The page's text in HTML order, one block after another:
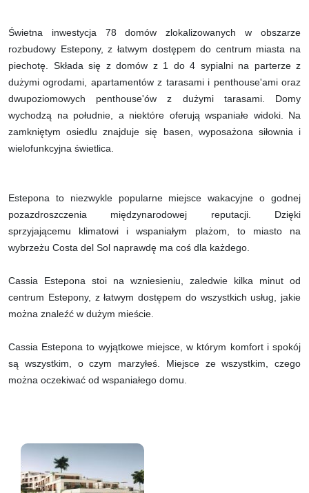
Świetna inwestycja 78 domów zlokalizowanych w obszarze
rozbudowy Estepony, z łatwym dostępem do centrum miasta na
piechotę. Składa się z domów z 1 do 4 sypialni na parterze z
dużymi ogrodami, apartamentów z tarasami i penthouse'ami oraz
dwupoziomowych penthouse'ów z dużymi tarasami. Domy
wychodzą na południe, a niektóre oferują wspaniałe widoki. Na
zamkniętym osiedlu znajduje się basen, wyposażona siłownia i
wielofunkcyjna świetlica.
Estepona to niezwykle popularne miejsce wakacyjne o godnej
pozazdroszczenia międzynarodowej reputacji. Dzięki
sprzyjającemu klimatowi i wspaniałym plażom, to miasto na
wybrzeżu Costa del Sol naprawdę ma coś dla każdego.
Cassia Estepona stoi na wzniesieniu, zaledwie kilka minut od
centrum Estepony, z łatwym dostępem do wszystkich usług, jakie
można znaleźć w dużym mieście.
Cassia Estepona to wyjątkowe miejsce, w którym komfort i spokój
są wszystkim, o czym marzyłeś. Miejsce ze wszystkim, czego
można oczekiwać od wspaniałego domu.